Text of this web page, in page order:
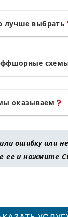
лучше выбрать
схемы
оказываем
ошибку или
ее и нажмите